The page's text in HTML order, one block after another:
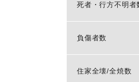
死者・行方不明者
負傷者数
住家全壊/全焼数